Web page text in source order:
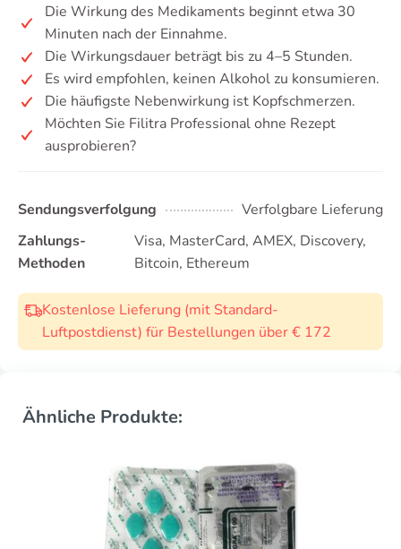
Die Wirkung des Medikaments beginnt etwa 30
Minuten nach der Einnahme.
Die Wirkungsdauer beträgt bis zu 4–5 Stunden.
Es wird empfohlen, keinen Alkohol zu konsumieren.
Die häufigste Nebenwirkung ist Kopfschmerzen.
Möchten Sie Filitra Professional ohne Rezept
ausprobieren?
Sendungsverfolgung
Verfolgbare Lieferung
Zahlungs-
Methoden
Visa, MasterCard, AMEX, Discovery,
Bitcoin, Ethereum
Kostenlose Lieferung (mit Standard-
Luftpostdienst) für Bestellungen über € 172
Ähnliche Produkte: